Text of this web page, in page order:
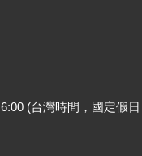
(台灣時間，國定假日